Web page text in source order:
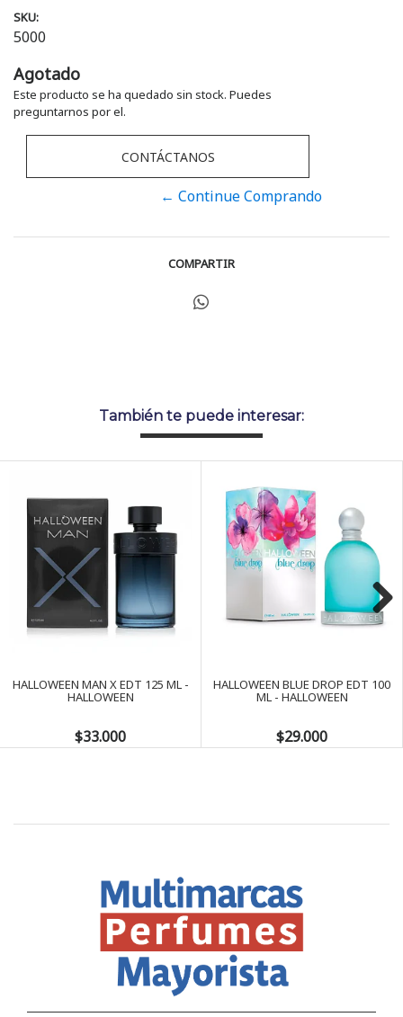
SKU:
5000
Agotado
Este producto se ha quedado sin stock. Puedes
preguntarnos por el.
CONTÁCTANOS
← Continue Comprando
COMPARTIR
También te puede interesar:
HALLOWEEN MAN X EDT 125 ML -
HALLOWEEN
$33.000
HALLOWEEN BLUE DROP EDT 100
ML - HALLOWEEN
$29.000